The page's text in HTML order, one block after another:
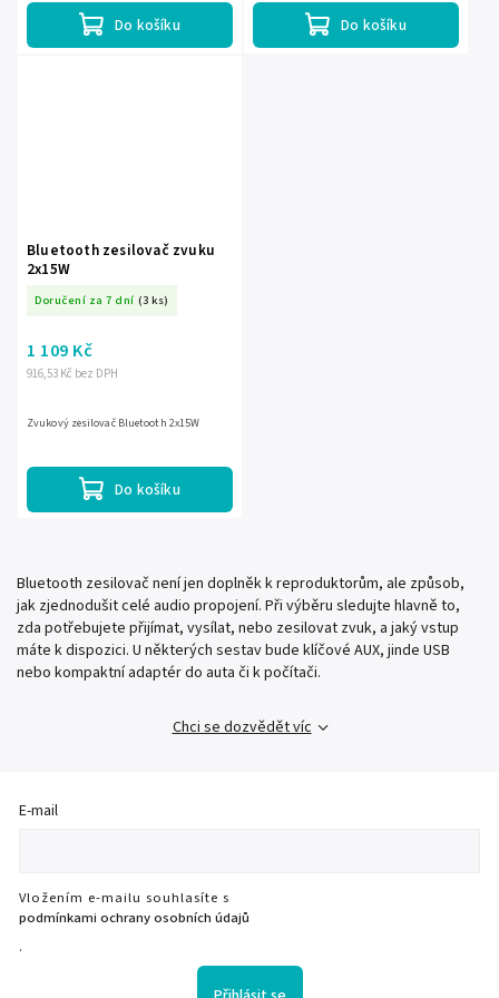
Do košíku Do košíku
Bluetooth zesilovač zvuku
2x15W
Doručení za 7 dní (3 ks)
916,53 Kč bez DPH
1 109 Kč
Do košíku
Zvukový zesilovač Bluetooth 2x15W
Bluetooth zesilovač není jen doplněk k reproduktorům, ale způsob,
jak zjednodušit celé audio propojení. Při výběru sledujte hlavně to,
zda potřebujete přijímat, vysílat, nebo zesilovat zvuk, a jaký vstup
máte k dispozici. U některých sestav bude klíčové AUX, jinde USB
nebo kompaktní adaptér do auta či k počítači.
Chci se dozvědět víc
E-mail
Vložením e-mailu souhlasíte s
podmínkami ochrany osobních údajů
.